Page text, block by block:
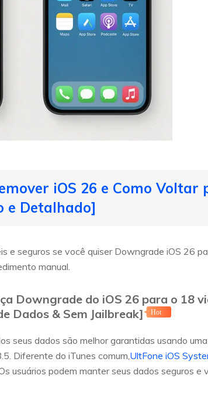
iOS 26 e Como Voltar
e Detalhado]
e seguros se você quiser Downgrade iOS 26
manual.
Downgrade do iOS 26 para o 18
Dados & Sem Jailbreak]
Hot
seus dados são melhor garantidas usando
Diferente do iTunes comum,UltFone iOS
usuários podem manter seus dados seguros